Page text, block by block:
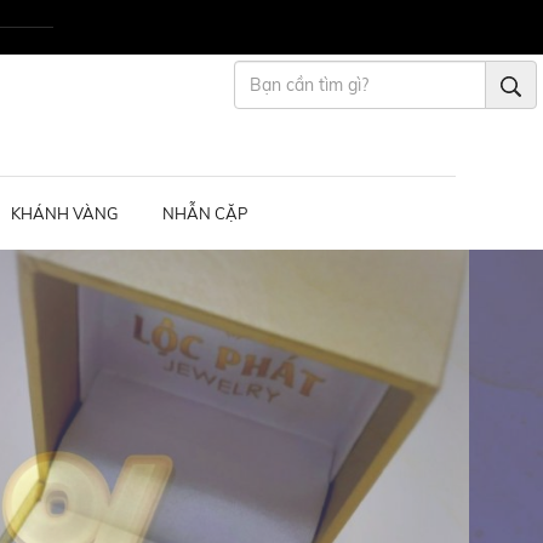
KHÁNH VÀNG NHẪN CẶP